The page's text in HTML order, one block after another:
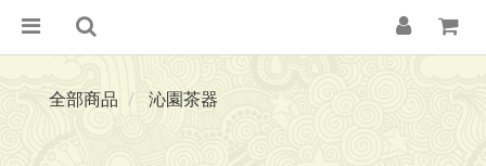
全部商品 沁園茶器